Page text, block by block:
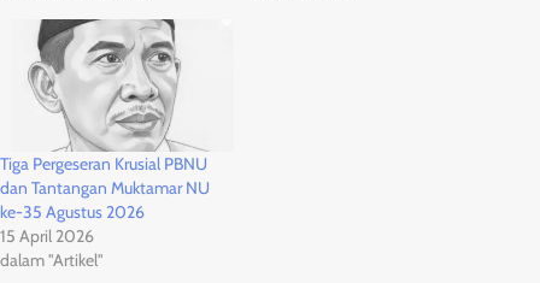
Tiga Pergeseran Krusial PBNU
dan Tantangan Muktamar NU
ke-35 Agustus 2026
15 April 2026
dalam "Artikel"